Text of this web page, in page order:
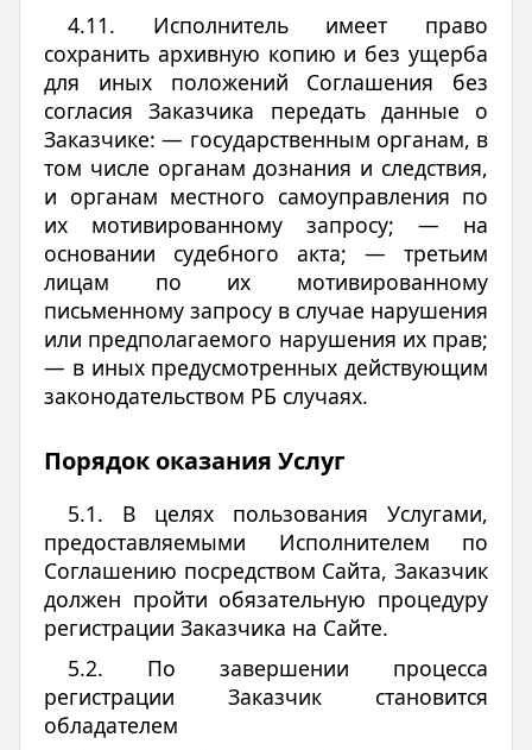
4.11. Исполнитель имеет право
сохранить архивную копию и без ущерба
для иных положений Соглашения без
согласия Заказчика передать данные о
Заказчике: — государственным органам, в
том числе органам дознания и следствия,
и органам местного самоуправления по
их мотивированному запросу; — на
основании судебного акта; — третьим
лицам по их мотивированному
письменному запросу в случае нарушения
или предполагаемого нарушения их прав;
— в иных предусмотренных действующим
законодательством РБ случаях.
Порядок оказания Услуг
5.1. В целях пользования Услугами,
предоставляемыми Исполнителем по
Соглашению посредством Сайта, Заказчик
должен пройти обязательную процедуру
регистрации Заказчика на Сайте.
5.2. По завершении процесса
регистрации Заказчик становится
обладателем